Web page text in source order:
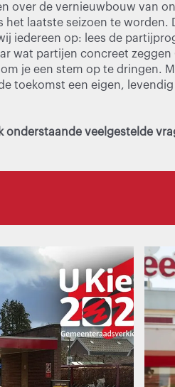
over de vernieuwbouw van
het laatste seizoen te worden.
iedereen op: lees de
wat partijen concreet
je een stem op te dringen.
toekomst een eigen,
onderstaande veelgestelde